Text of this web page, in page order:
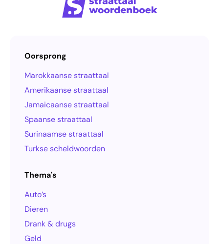
Oorsprong
Marokkaanse straattaal
Amerikaanse straattaal
Jamaicaanse straattaal
Spaanse straattaal
Surinaamse straattaal
Turkse scheldwoorden
Thema's
Auto’s
Dieren
Drank & drugs
Geld